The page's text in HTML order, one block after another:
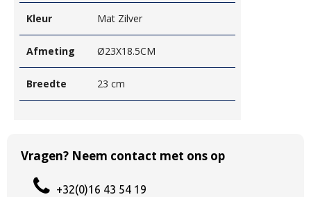
Kleur Mat Zilver
Afmeting Ø23X18.5CM
Breedte 23 cm
Vragen? Neem contact met ons op
+32(0)16 43 54 19